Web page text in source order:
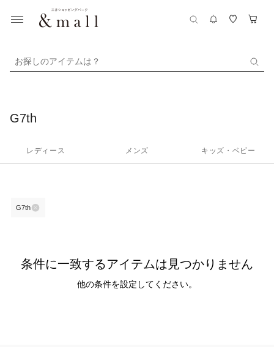
お探しのアイテムは？
G7th
レディース メンズ キッズ・ベビー
G7th
条件に一致するアイテムは見つかりません
他の条件を設定してください。